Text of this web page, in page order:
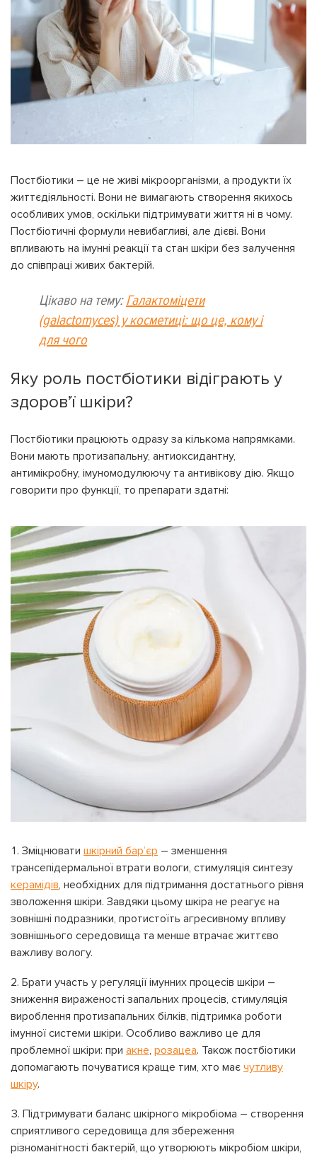
Постбіотики – це не живі мікроорганізми, а продукти їх
життєдіяльності. Вони не вимагають створення якихось
особливих умов, оскільки підтримувати життя ні в чому.
Постбіотичні формули невибагливі, але дієві. Вони
впливають на імунні реакції та стан шкіри без залучення
до співпраці живих бактерій.
Цікаво на тему: Галактоміцети
(galactomyces) у косметиці: що це, кому і
для чого
Яку роль постбіотики відіграють у
здоров’ї шкіри?
Постбіотики працюють одразу за кількома напрямками.
Вони мають протизапальну, антиоксидантну,
антимікробну, імуномодулюючу та антивікову дію. Якщо
говорити про функції, то препарати здатні:
Зміцнювати шкірний бар’єр – зменшення
трансепідермальної втрати вологи, стимуляція синтезу
керамідів, необхідних для підтримання достатнього рівня
зволоження шкіри. Завдяки цьому шкіра не реагує на
зовнішні подразники, протистоїть агресивному впливу
зовнішнього середовища та менше втрачає життєво
важливу вологу.
Брати участь у регуляції імунних процесів шкіри –
зниження вираженості запальних процесів, стимуляція
вироблення протизапальних білків, підтримка роботи
імунної системи шкіри. Особливо важливо це для
проблемної шкіри: при акне, розацеа. Також постбіотики
допомагають почуватися краще тим, хто має чутливу
шкіру.
Підтримувати баланс шкірного мікробіома – створення
сприятливого середовища для збереження
різноманітності бактерій, що утворюють мікробіом шкіри,